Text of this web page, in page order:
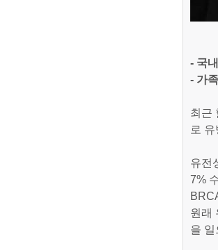
- 국
- 가
최근
로
유전
7%
원래
을